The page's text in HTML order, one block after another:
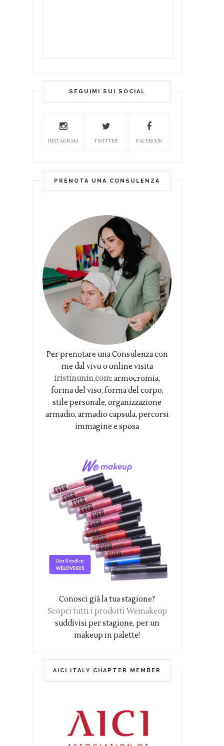
SEGUIMI SUI SOCIAL
INSTAGRAM TWITTER FACEBOOK
PRENOTA UNA CONSULENZA
Per prenotare una Consulenza con
me dal vivo o online visita
iristinunin.com: armocromia,
forma del viso, forma del corpo,
stile personale, organizzazione
armadio, armadio capsula, percorsi
immagine e sposa
Conosci già la tua stagione?
Scopri tutti i prodotti Wemakeup
suddivisi per stagione, per un
makeup in palette!
AICI ITALY CHAPTER MEMBER